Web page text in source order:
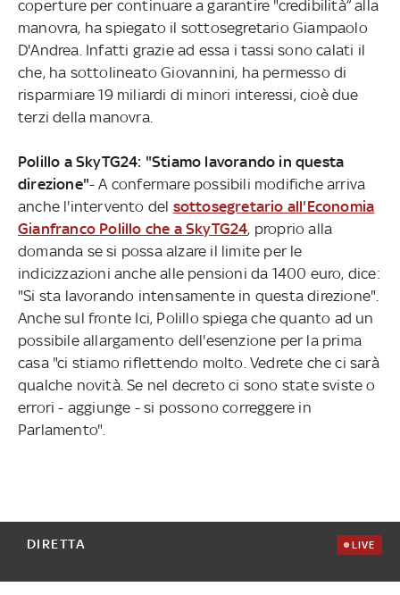
coperture per continuare a garantire "credibilità” alla
manovra, ha spiegato il sottosegretario Giampaolo
D'Andrea. Infatti grazie ad essa i tassi sono calati il
che, ha sottolineato Giovannini, ha permesso di
risparmiare 19 miliardi di minori interessi, cioè due
terzi della manovra.
Polillo a SkyTG24: "Stiamo lavorando in questa
direzione"- A confermare possibili modifiche arriva
anche l'intervento del sottosegretario all'Economia
Gianfranco Polillo che a SkyTG24, proprio alla
domanda se si possa alzare il limite per le
indicizzazioni anche alle pensioni da 1400 euro, dice:
"Si sta lavorando intensamente in questa direzione".
Anche sul fronte Ici, Polillo spiega che quanto ad un
possibile allargamento dell'esenzione per la prima
casa "ci stiamo riflettendo molto. Vedrete che ci sarà
qualche novità. Se nel decreto ci sono state sviste o
errori - aggiunge - si possono correggere in
Parlamento".
DIRETTA LIVE